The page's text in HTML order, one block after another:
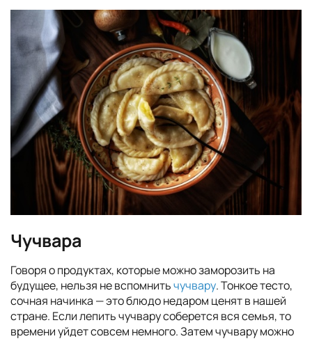
Чучвара
Говоря о продуктах, которые можно заморозить на
будущее, нельзя не вспомнитьчучвару. Тонкое тесто,
сочная начинка — это блюдо недаром ценят в нашей
стране. Если лепить чучвару соберется вся семья, то
времени уйдет совсем немного. Затем чучвару можно